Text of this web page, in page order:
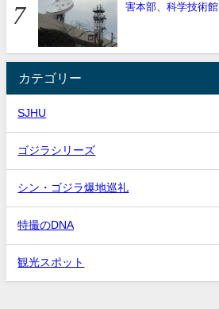
害本部、科学技術館
カテゴリー
SJHU
ゴジラシリーズ
シン・ゴジラ爆地巡礼
特撮のDNA
観光スポット